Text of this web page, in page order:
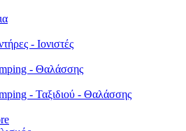
- Ιονιστές
- Θαλάσσης
- Ταξιδιού - Θαλάσσης